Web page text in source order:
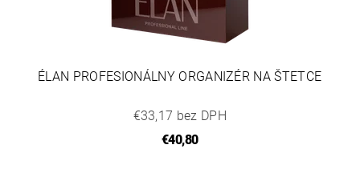
ÉLAN PROFESIONÁLNY ORGANIZÉR NA ŠTETCE
€33,17 bez DPH
€40,80